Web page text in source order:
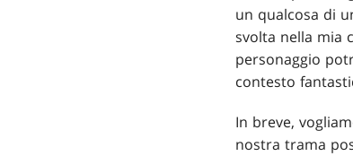
un qualcosa di
svolta nella mia
personaggio
contesto
In breve,
nostra trama